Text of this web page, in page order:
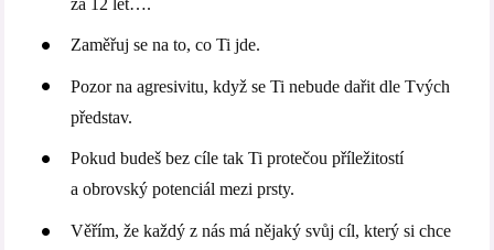
Zaměřuj se na to, co Ti jde.
Pozor na agresivitu, když se Ti nebude dařit dle Tvých
představ.
Pokud budeš bez cíle tak Ti protečou příležitostí
a obrovský potenciál mezi prsty.
Věřím, že každý z nás má nějaký svůj cíl, který si chce